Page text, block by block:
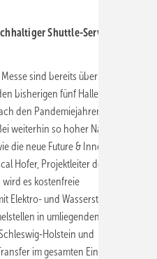
Shuttle-Service in
sind bereits über 85
bisherigen fünf Hallen belegt.
den Pandemiejahren einen
weiterhin so hoher Nachfrage
die neue Future & Innovation
Hofer, Projektleiter der Husum
wird es kostenfreie
Elektro- und Wasserstoffantrieb
in umliegenden Orten wie
Holstein und
im gesamten Einzugsgebiet